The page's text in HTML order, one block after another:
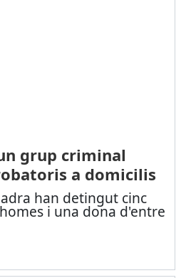
grup criminal
a domicilis
han detingut cinc
i una dona d'entre